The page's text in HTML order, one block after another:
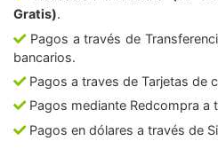
Gratis).
Pagos a través de
bancarios.
Pagos a traves de Tarjetas de
Pagos mediante Redcompra a
Pagos en dólares a través de